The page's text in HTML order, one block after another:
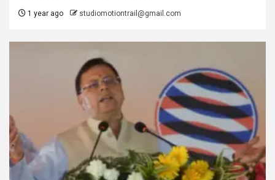
1 year ago studiomotiontrail@gmail.com